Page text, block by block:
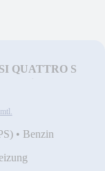
QUATTRO S
mtl.
• Benzin